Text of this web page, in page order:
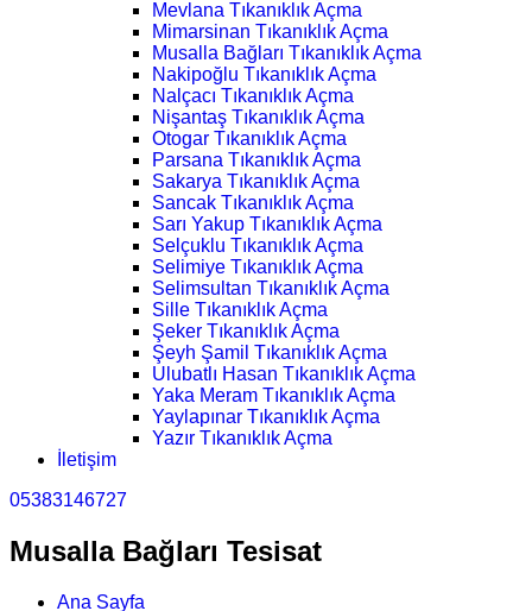
Mevlana Tıkanıklık Açma
Mimarsinan Tıkanıklık Açma
Musalla Bağları Tıkanıklık Açma
Nakipoğlu Tıkanıklık Açma
Nalçacı Tıkanıklık Açma
Nişantaş Tıkanıklık Açma
Otogar Tıkanıklık Açma
Parsana Tıkanıklık Açma
Sakarya Tıkanıklık Açma
Sancak Tıkanıklık Açma
Sarı Yakup Tıkanıklık Açma
Selçuklu Tıkanıklık Açma
Selimiye Tıkanıklık Açma
Selimsultan Tıkanıklık Açma
Sille Tıkanıklık Açma
Şeker Tıkanıklık Açma
Şeyh Şamil Tıkanıklık Açma
Ulubatlı Hasan Tıkanıklık Açma
Yaka Meram Tıkanıklık Açma
Yaylapınar Tıkanıklık Açma
Yazır Tıkanıklık Açma
İletişim
05383146727
Musalla Bağları Tesisat
Ana Sayfa